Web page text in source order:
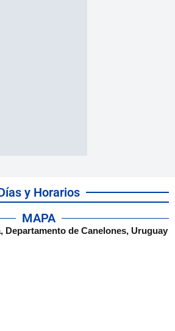
y Horarios
MAPA
Departamento de Canelones, Uruguay